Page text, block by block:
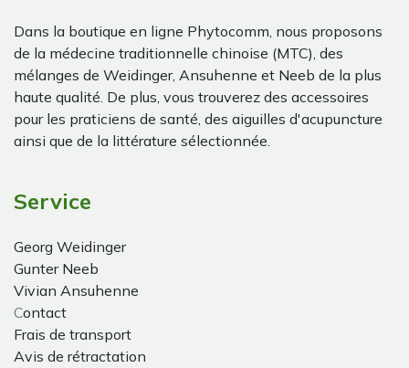
Dans la boutique en ligne Phytocomm, nous proposons
de la médecine traditionnelle chinoise (MTC), des
mélanges de Weidinger, Ansuhenne et Neeb de la plus
haute qualité. De plus, vous trouverez des accessoires
pour les praticiens de santé, des aiguilles d'acupuncture
ainsi que de la littérature sélectionnée.
Service
Georg Weidinger
Gunter Neeb
Vivian Ansuhenne
Contact
Frais de transport
Avis de rétractation